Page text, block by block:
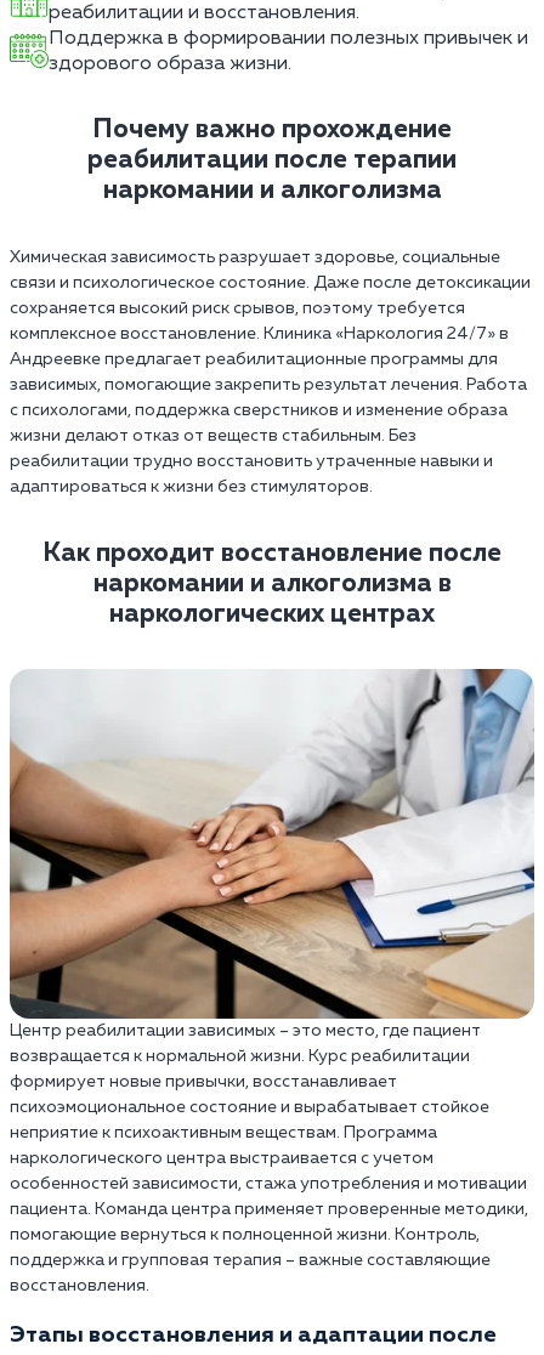
реабилитации и восстановления.
Поддержка в формировании полезных привычек и
здорового образа жизни.
Почему важно прохождение
реабилитации после терапии
наркомании и алкоголизма
Химическая зависимость разрушает здоровье, социальные
связи и психологическое состояние. Даже после детоксикации
сохраняется высокий риск срывов, поэтому требуется
комплексное восстановление. Клиника «Наркология 24/7» в
Андреевке предлагает реабилитационные программы для
зависимых, помогающие закрепить результат лечения. Работа
с психологами, поддержка сверстников и изменение образа
жизни делают отказ от веществ стабильным. Без
реабилитации трудно восстановить утраченные навыки и
адаптироваться к жизни без стимуляторов.
Как проходит восстановление после
наркомании и алкоголизма в
наркологических центрах
Центр реабилитации зависимых – это место, где пациент
возвращается к нормальной жизни. Курс реабилитации
формирует новые привычки, восстанавливает
психоэмоциональное состояние и вырабатывает стойкое
неприятие к психоактивным веществам. Программа
наркологического центра выстраивается с учетом
особенностей зависимости, стажа употребления и мотивации
пациента. Команда центра применяет проверенные методики,
помогающие вернуться к полноценной жизни. Контроль,
поддержка и групповая терапия – важные составляющие
восстановления.
Этапы восстановления и адаптации после